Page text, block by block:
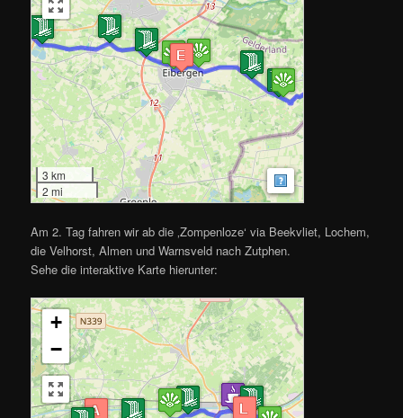
3 km
2 mi
MapsMarker.com
Am 2. Tag fahren wir ab die ‚Zompenloze‘ via Beekvliet, Lochem,
die Velhorst, Almen und Warnsveld nach Zutphen.
Sehe die interaktive Karte hierunter:
+
−